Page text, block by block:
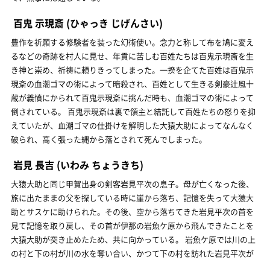
百鬼 示現斎 (ひゃっき じげんさい)
豊作を祈願する修験者を装った幻術使い。念力と称して布を鳩に変え
るなどの奇跡を村人に見せ、年貢に苦しむ百姓たちは百鬼示現斎を生
き神と崇め、祈祷に頼りきってしまった。一揆を企てた百姓は百鬼示
現斎の血潮ゴマの術によって暗殺され、百姓として生きる剣豪辻風十
蔵が義憤にかられて百鬼示現斎に挑んだ時も、血潮ゴマの術によって
倒されている。 百鬼示現斎は裏で領主と結託して百姓たちの怒りを抑
えていたが、血潮ゴマの仕掛けを解明した大猿大助によってなんなく
破られ、高く張った縄から落とされて死んでしまった。
岩見 長吉 (いわみ ちょうきち)
大猿大助と同じ甲賀出身の剣客岩見平次の息子。母が亡くなった後、
旅に出たままの父を探している時に崖から落ち、記憶を失って大猿大
助とサスケに助けられた。その後、空から落ちてきた岩見平次の首を
見て記憶を取り戻し、その首が伊那の岩魚ケ原から飛んできたことを
大猿大助が突き止めたため、共に向かっている。 岩魚ケ原では川の上
の村と下の村が川の水を奪い合い、かつて下の村を訪れた岩見平次が